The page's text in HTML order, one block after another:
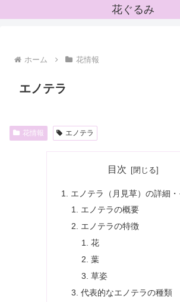
花ぐるみ
ホーム 花情報
エノテラ
花情報 エノテラ
目次
エノテラ（月見草）の詳細
エノテラの概要
エノテラの特徴
花
葉
草姿
代表的なエノテラの種類